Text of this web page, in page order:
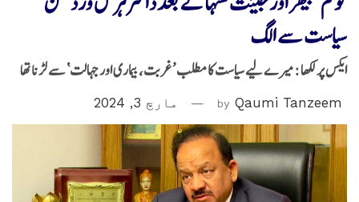
سیاست سے الگ
ایکس پر لکھا :میرے لیے سیاست کا مطلب ’غربت، بیماری اور جہالت‘ سے لڑنا تھا
by Qaumi Tanzeem مارچ 3, 2024